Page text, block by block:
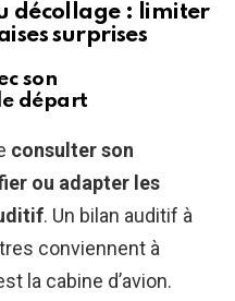
décollage : limiter
surprises
son
départ
consulter son
ou adapter les
. Un bilan auditif à
conviennent à
la cabine d’avion.